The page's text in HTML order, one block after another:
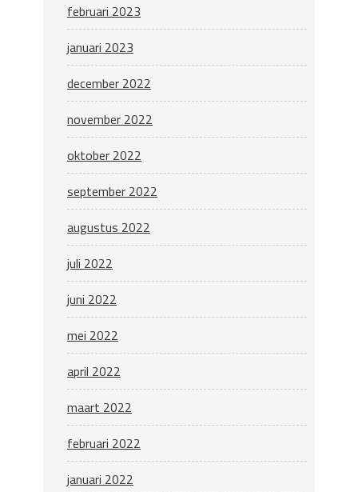
februari 2023
januari 2023
december 2022
november 2022
oktober 2022
september 2022
augustus 2022
juli 2022
juni 2022
mei 2022
april 2022
maart 2022
februari 2022
januari 2022